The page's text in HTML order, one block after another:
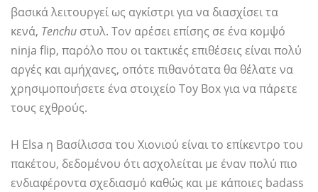
βασικά λειτουργεί ως αγκίστρι για να διασχίσει τα
κενά, Tenchu στυλ. Τον αρέσει επίσης σε ένα κομψό
ninja flip, παρόλο που οι τακτικές επιθέσεις είναι πολύ
αργές και αμήχανες, οπότε πιθανότατα θα θέλατε να
χρησιμοποιήσετε ένα στοιχείο Toy Box για να πάρετε
τους εχθρούς.
Η Elsa η Βασίλισσα του Χιονιού είναι το επίκεντρο του
πακέτου, δεδομένου ότι ασχολείται με έναν πολύ πιο
ενδιαφέροντα σχεδιασμό καθώς και με κάποιες badass